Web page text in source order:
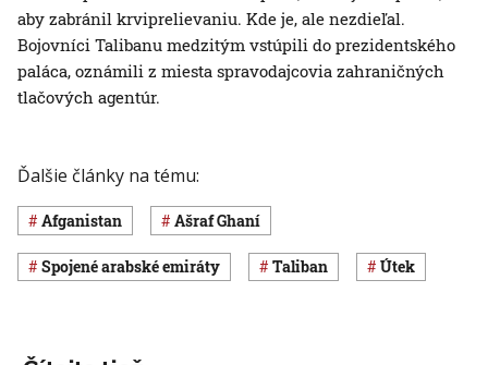
aby zabránil krviprelievaniu. Kde je, ale nezdieľal.
Bojovníci Talibanu medzitým vstúpili do prezidentského
paláca, oznámili z miesta spravodajcovia zahraničných
tlačových agentúr.
Ďalšie články na tému:
Afganistan Ašraf Ghaní
Spojené arabské emiráty Taliban útek